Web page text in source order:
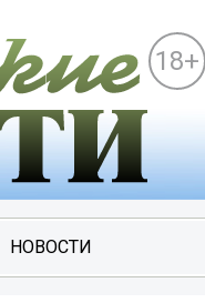
18+
НОВОСТИ